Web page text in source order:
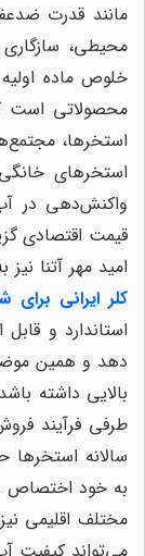
مانند قدرت
محیطی،
خلوص ماده
محصولاتی است
استخرها،
استخرهای
واکنش‌دهی در
قیمت اقتصادی
امید مهر آتنا
کلر ایرانی
استاندارد و
دهد و همین
بالایی داشته
طرفی فرآیند
سالانه
به خود اختصاص
مختلف اقلیمی